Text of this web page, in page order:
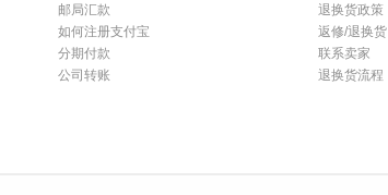
邮局汇款
如何注册支付宝
分期付款
公司转账
退换货政策
返修/退换货
联系卖家
退换货流程